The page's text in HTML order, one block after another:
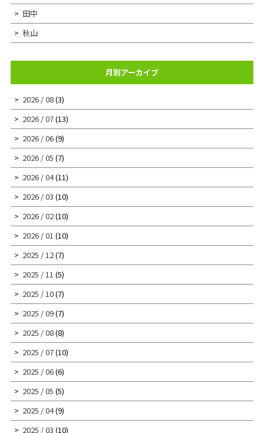
田中
秋山
月別アーカイブ
2026 / 08(3)
2026 / 07(13)
2026 / 06(9)
2026 / 05 (7)
2026 / 04(11)
2026 / 03 (10)
2026 / 02(10)
2026 / 01 (10)
2025 / 12(7)
2025 / 11 (5)
2025 / 10(7)
2025 / 09(7)
2025 / 08(8)
2025 / 07(10)
2025 / 06(6)
2025 / 05 (5)
2025 / 04(9)
2025 / 03 (10)